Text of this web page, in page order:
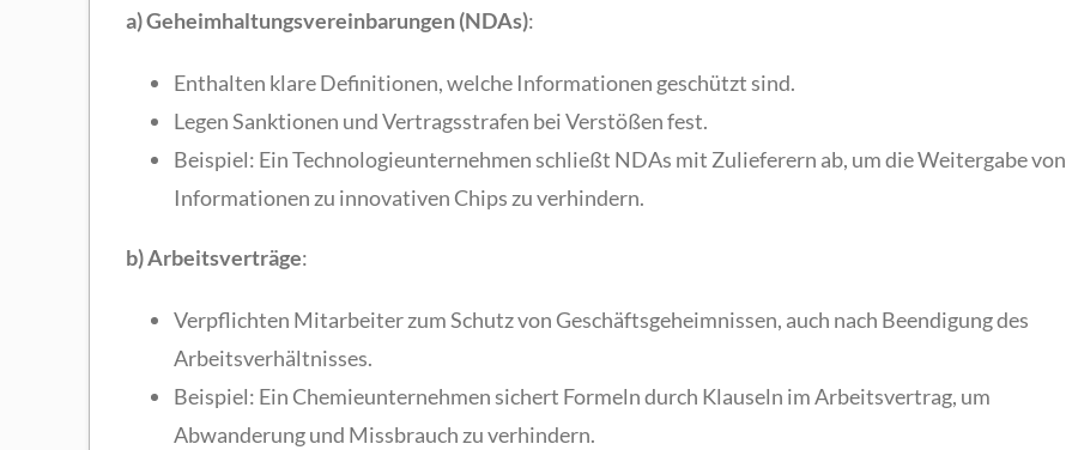
a) Geheimhaltungsvereinbarungen (NDAs):
Enthalten klare Definitionen, welche Informationen geschützt sind.
Legen Sanktionen und Vertragsstrafen bei Verstößen fest.
Beispiel: Ein Technologieunternehmen schließt NDAs mit Zulieferern ab, um die Weitergabe von
Informationen zu innovativen Chips zu verhindern.
b) Arbeitsverträge:
Verpflichten Mitarbeiter zum Schutz von Geschäftsgeheimnissen, auch nach Beendigung des
Arbeitsverhältnisses.
Beispiel: Ein Chemieunternehmen sichert Formeln durch Klauseln im Arbeitsvertrag, um
Abwanderung und Missbrauch zu verhindern.